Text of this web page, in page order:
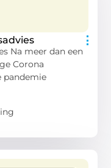
Na meer dan een
Corona
pandemie